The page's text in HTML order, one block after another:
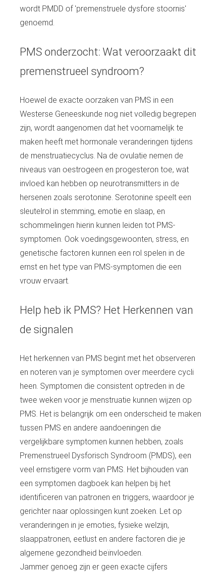
wordt PMDD of 'premenstruele dysfore stoornis'
genoemd.
PMS onderzocht: Wat veroorzaakt dit
premenstrueel syndroom?
Hoewel de exacte oorzaken van PMS in een
Westerse Geneeskunde nog niet volledig begrepen
zijn, wordt aangenomen dat het voornamelijk te
maken heeft met hormonale veranderingen tijdens
de menstruatiecyclus. Na de ovulatie nemen de
niveaus van oestrogeen en progesteron toe, wat
invloed kan hebben op neurotransmitters in de
hersenen zoals serotonine. Serotonine speelt een
sleutelrol in stemming, emotie en slaap, en
schommelingen hierin kunnen leiden tot PMS-
symptomen. Ook voedingsgewoonten, stress, en
genetische factoren kunnen een rol spelen in de
ernst en het type van PMS-symptomen die een
vrouw ervaart.
Help heb ik PMS? Het Herkennen van
de signalen
Het herkennen van PMS begint met het observeren
en noteren van je symptomen over meerdere cycli
heen. Symptomen die consistent optreden in de
twee weken voor je menstruatie kunnen wijzen op
PMS. Het is belangrijk om een onderscheid te maken
tussen PMS en andere aandoeningen die
vergelijkbare symptomen kunnen hebben, zoals
Premenstrueel Dysforisch Syndroom (PMDS), een
veel ernstigere vorm van PMS. Het bijhouden van
een symptomen dagboek kan helpen bij het
identificeren van patronen en triggers, waardoor je
gerichter naar oplossingen kunt zoeken. Let op
veranderingen in je emoties, fysieke welzijn,
slaappatronen, eetlust en andere factoren die je
algemene gezondheid beïnvloeden.
Jammer genoeg zijn er geen exacte cijfers